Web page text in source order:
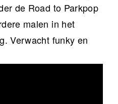
de Road to Parkpop
malen in het
Verwacht funky en